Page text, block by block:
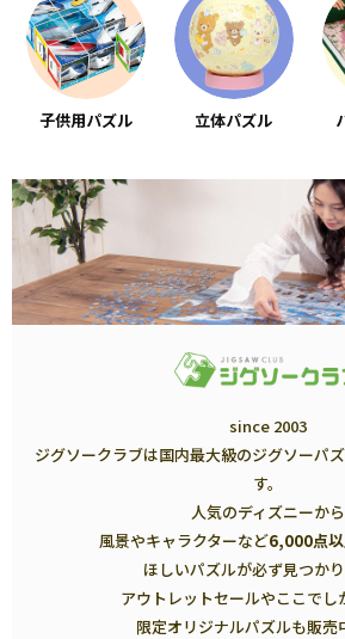
子供用パズル 立体パズル
since 2003
ジグソークラブは国内最大級のジグソーパ
す。
人気のディズニーから
風景やキャラクターなど6,000点
ほしいパズルが必ず見つかり
アウトレットセールやここでし
限定オリジナルパズルも販売